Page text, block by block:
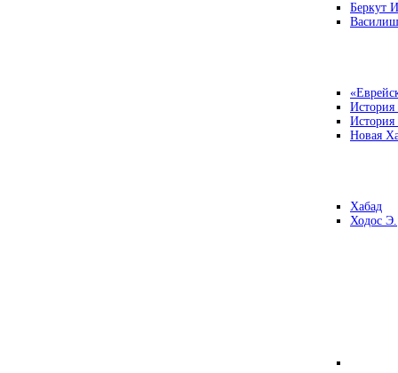
Беркут
Новая
Хабад
Ходос Э.